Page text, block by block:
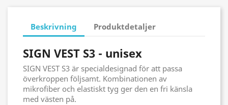
Beskrivning Produktdetaljer
SIGN VEST S3 - unisex
SIGN VEST S3 är specialdesignad för att passa
överkroppen följsamt. Kombinationen av
mikrofiber och elastiskt tyg ger den en fri känsla
med västen på.